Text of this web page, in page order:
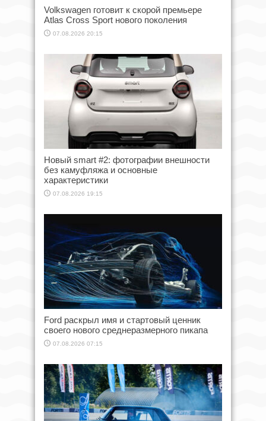
Volkswagen готовит к скорой премьере
Atlas Cross Sport нового поколения
07.08.2026 20:15
Новый smart #2: фотографии внешности
без камуфляжа и основные
характеристики
07.08.2026 19:15
Ford раскрыл имя и стартовый ценник
своего нового среднеразмерного пикапа
07.08.2026 07:15